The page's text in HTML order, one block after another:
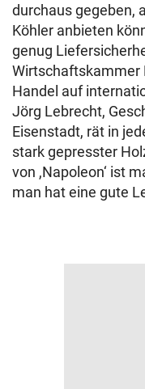
durchaus gegeben,
Köhler anbieten
genug
Wirtschaftskammer
Handel auf
Jörg Lebrecht,
Eisenstadt, rät in
stark gepresster
von ,Napoleon‘ ist
man hat eine gute